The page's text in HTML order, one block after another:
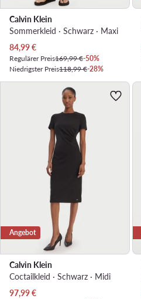
Calvin Klein
Sommerkleid · Schwarz · Maxi
Aktueller Preis
84,99€
Regulärer Preis169,99 €-50%
Niedrigster Preis118,99 €-28%
Angebot
Calvin Klein
Coctailkleid · Schwarz · Midi
Aktueller Preis
97,99€